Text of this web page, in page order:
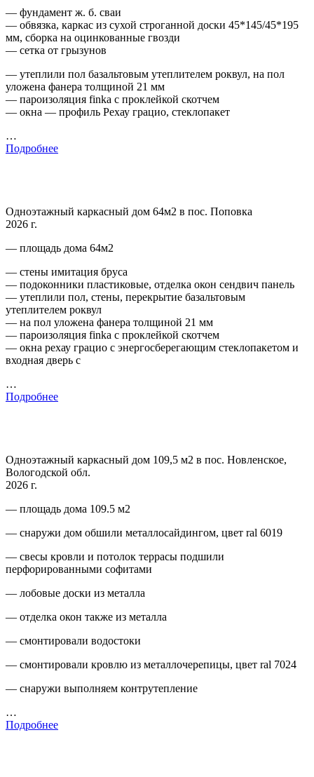
— фундамент ж. б. сваи
— обвязка, каркас из сухой строганной доски 45*145/45*195
мм, сборка на оцинкованные гвозди
— сетка от грызунов
— утеплили пол базальтовым утеплителем роквул, на пол
уложена фанера толщиной 21 мм
— пароизоляция finka с проклейкой скотчем
— окна — профиль Рехау грацио, стеклопакет
…
Подробнее
Одноэтажный каркасный дом 64м2 в пос. Поповка
2026 г.
— площадь дома 64м2
— стены имитация бруса
— подоконники пластиковые, отделка окон сендвич панель
— утеплили пол, стены, перекрытие базальтовым
утеплителем роквул
— на пол уложена фанера толщиной 21 мм
— пароизоляция finka с проклейкой скотчем
— окна рехау грацио с энергосберегающим стеклопакетом и
входная дверь с
…
Подробнее
Одноэтажный каркасный дом 109,5 м2 в пос. Новленское,
Вологодской обл.
2026 г.
— площадь дома 109.5 м2
— снаружи дом обшили металлосайдингом, цвет ral 6019
— свесы кровли и потолок террасы подшили
перфорированными софитами
— лобовые доски из металла
— отделка окон также из металла
— смонтировали водостоки
— смонтировали кровлю из металлочерепицы, цвет ral 7024
— снаружи выполняем контрутепление
…
Подробнее